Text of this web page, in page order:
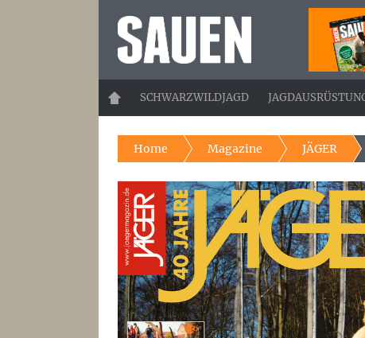
NAVIGATION
HAUPT-
NAVIGATION
SCHWARZWILDJAGD
Home Magazine JÄGER